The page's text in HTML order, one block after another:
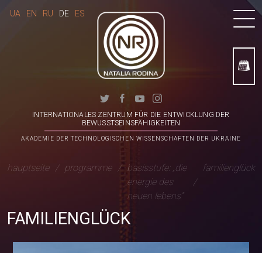
INTERNATIONALES ZENTRUM FÜR DIE ENTWICKLUNG DER
BEWUSSTSEINSFÄHIGKEITEN
AKADEMIE DER TECHNOLOGISCHEN WISSENSCHAFTEN DER UKRAINE
UA EN RU DE ES
hauptseite programme
basisstufe: „die
energie des
neuen lebens“
familienglück
FAMILIENGLÜCK